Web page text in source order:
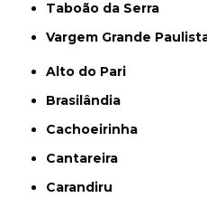
Taboão da Serra
Vargem Grande
Alto do Pari
Brasilândia
Cachoeirinha
Cantareira
Carandiru